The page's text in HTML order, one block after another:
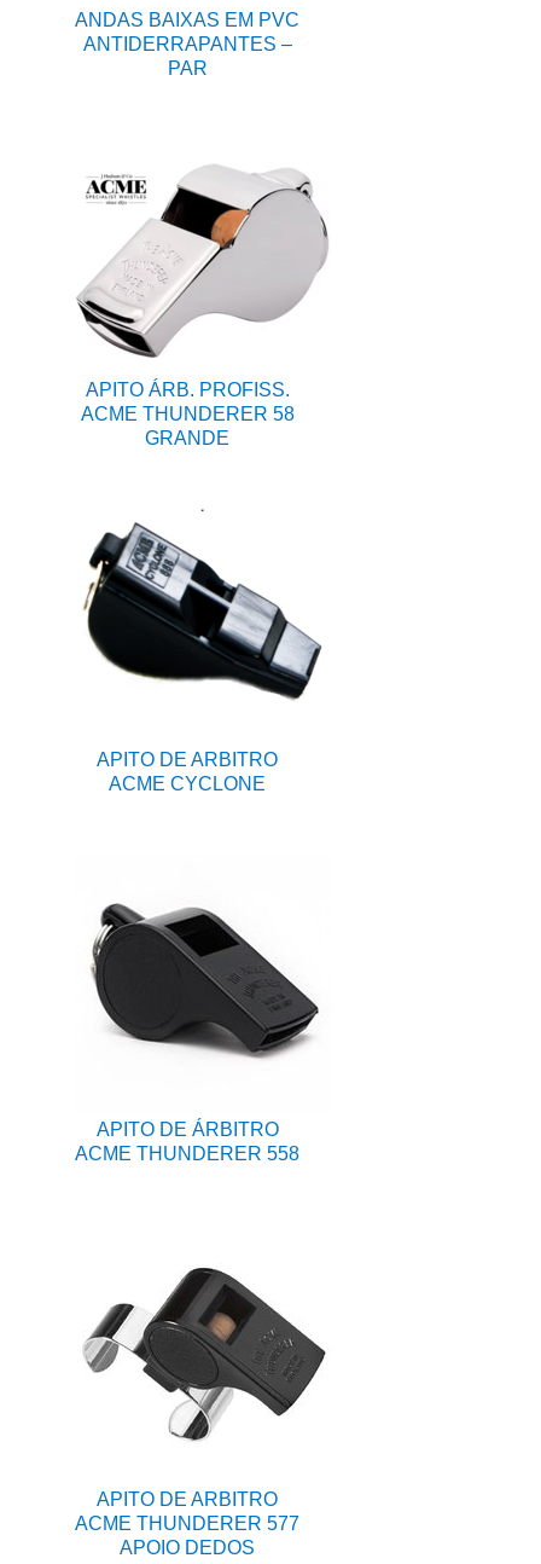
ANDAS BAIXAS EM PVC
ANTIDERRAPANTES –
PAR
APITO ÁRB. PROFISS.
ACME THUNDERER 58
GRANDE
APITO DE ARBITRO
ACME CYCLONE
APITO DE ÁRBITRO
ACME THUNDERER 558
APITO DE ARBITRO
ACME THUNDERER 577
APOIO DEDOS